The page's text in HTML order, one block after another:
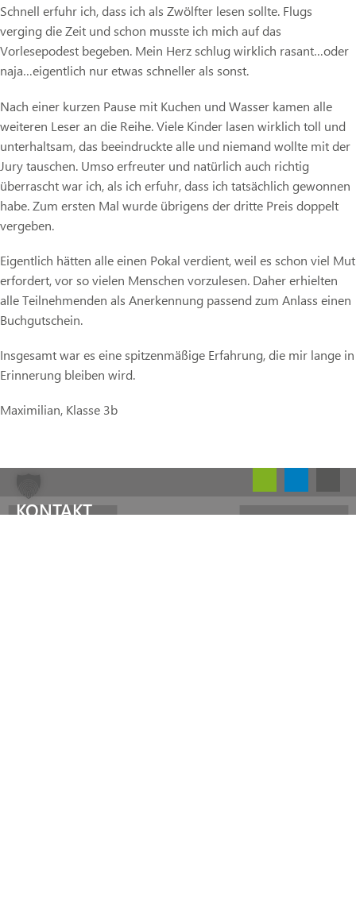
Schnell erfuhr ich, dass ich als Zwölfter lesen sollte. Flugs
verging die Zeit und schon musste ich mich auf das
Vorlesepodest begeben. Mein Herz schlug wirklich rasant…oder
naja…eigentlich nur etwas schneller als sonst.
Nach einer kurzen Pause mit Kuchen und Wasser kamen alle
weiteren Leser an die Reihe. Viele Kinder lasen wirklich toll und
unterhaltsam, das beeindruckte alle und niemand wollte mit der
Jury tauschen. Umso erfreuter und natürlich auch richtig
überrascht war ich, als ich erfuhr, dass ich tatsächlich gewonnen
habe. Zum ersten Mal wurde übrigens der dritte Preis doppelt
vergeben.
Eigentlich hätten alle einen Pokal verdient, weil es schon viel Mut
erfordert, vor so vielen Menschen vorzulesen. Daher erhielten
alle Teilnehmenden als Anerkennung passend zum Anlass einen
Buchgutschein.
Insgesamt war es eine spitzenmäßige Erfahrung, die mir lange in
Erinnerung bleiben wird.
Maximilian, Klasse 3b
KONTAKT